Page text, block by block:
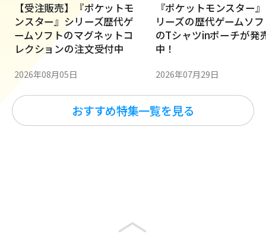
【受注販売】『ポケットモ
ンスター』シリーズ歴代ゲ
ームソフトのマグネットコ
レクションの注文受付中
2026年08月05日
『ポケットモンスター
リーズの歴代ゲームソ
のTシャツinポーチが発
中！
2026年07月29日
おすすめ特集一覧を見る